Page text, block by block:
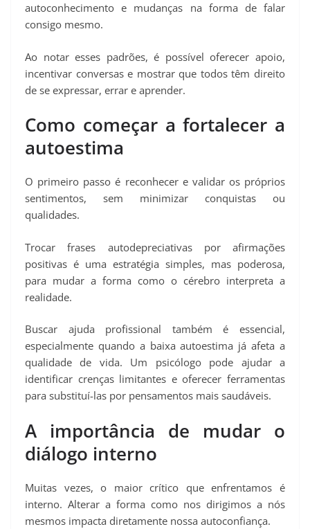
autoconhecimento e mudanças na forma de falar
consigo mesmo.
Ao notar esses padrões, é possível oferecer apoio,
incentivar conversas e mostrar que todos têm direito
de se expressar, errar e aprender.
Como começar a fortalecer a
autoestima
O primeiro passo é reconhecer e validar os próprios
sentimentos, sem minimizar conquistas ou
qualidades.
Trocar frases autodepreciativas por afirmações
positivas é uma estratégia simples, mas poderosa,
para mudar a forma como o cérebro interpreta a
realidade.
Buscar ajuda profissional também é essencial,
especialmente quando a baixa autoestima já afeta a
qualidade de vida. Um psicólogo pode ajudar a
identificar crenças limitantes e oferecer ferramentas
para substituí-las por pensamentos mais saudáveis.
A importância de mudar o
diálogo interno
Muitas vezes, o maior crítico que enfrentamos é
interno. Alterar a forma como nos dirigimos a nós
mesmos impacta diretamente nossa autoconfiança.